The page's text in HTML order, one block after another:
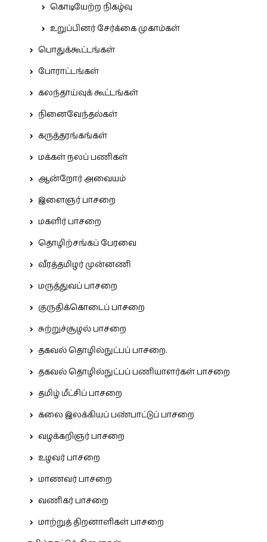
கொடியேற்ற நிகழ்வு
உறுப்பினர் சேர்க்கை முகாம்கள்
பொதுக்கூட்டங்கள்
போராட்டங்கள்
கலந்தாய்வுக் கூட்டங்கள்
நினைவேந்தல்கள்
கருத்தரங்கங்கள்
மக்கள் நலப் பணிகள்
ஆன்றோர் அவையம்
இளைஞர் பாசறை
மகளிர் பாசறை
தொழிற்சங்கப் பேரவை
வீரத்தமிழர் முன்னணி
மருத்துவப் பாசறை
குருதிக்கொடைப் பாசறை
சுற்றுச்சூழல் பாசறை
தகவல் தொழில்நுட்பப் பாசறை.
தகவல் தொழில்நுட்பப் பணியாளர்கள் பாசறை
தமிழ் மீட்சிப் பாசறை
கலை இலக்கியப் பண்பாட்டுப் பாசறை
வழக்கறிஞர் பாசறை
உழவர் பாசறை
மாணவர் பாசறை
வணிகர் பாசறை
மாற்றுத் திறனாளிகள் பாசறை